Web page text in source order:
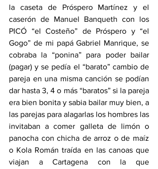
la caseta de Próspero Martínez y el
caserón de Manuel Banqueth con los
PICÓ “el Costeño” de Próspero y “el
Gogo” de mi papá Gabriel Manrique, se
cobraba la “ponina” para poder bailar
(pagar) y se pedía el “barato” cambio de
pareja en una misma canción se podían
dar hasta 3, 4 o más “baratos” si la pareja
era bien bonita y sabia bailar muy bien, a
las parejas para alagarlas los hombres las
invitaban a comer galleta de limón o
panocha con chicha de arroz o de maíz
o Kola Román traída en las canoas que
viajan a Cartagena con la que